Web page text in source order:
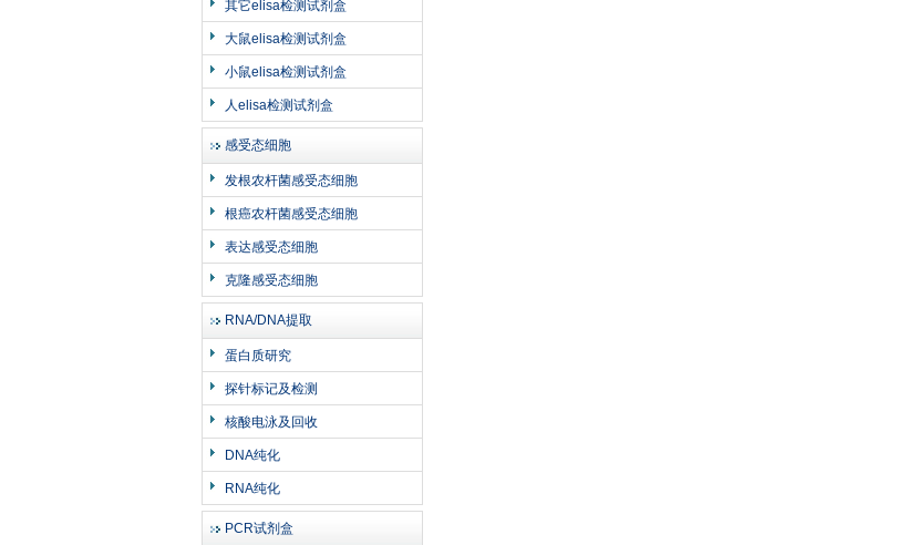
其它elisa检测试剂盒
大鼠elisa检测试剂盒
小鼠elisa检测试剂盒
人elisa检测试剂盒
感受态细胞
发根农杆菌感受态细胞
根癌农杆菌感受态细胞
表达感受态细胞
克隆感受态细胞
RNA/DNA提取
蛋白质研究
探针标记及检测
核酸电泳及回收
DNA纯化
RNA纯化
PCR试剂盒